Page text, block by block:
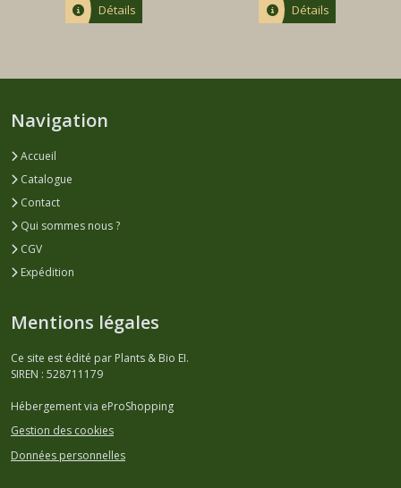
Détails Détails
Navigation
Accueil
Catalogue
Contact
Qui sommes nous ?
CGV
Expédition
Mentions légales
Ce site est édité par Plants & Bio EI.
SIREN : 528711179
Hébergement via eProShopping
Gestion des cookies
Données personnelles